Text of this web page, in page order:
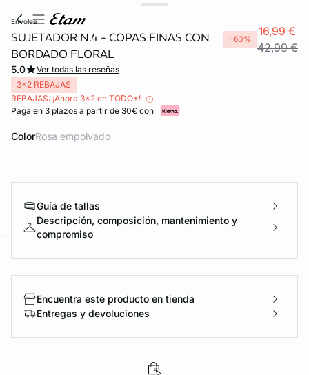
envolee
SUJETADOR N.4 - COPAS FINAS CON
BORDADO FLORAL
-60%
16,99 €
42,99 €
5.0
Ver todas las reseñas
3x2 REBAJAS
REBAJAS: ¡Ahora 3x2 en TODO*!
Paga en 3 plazos a partir de 30€ con
Color rosa empolvado
Guía de tallas
Descripción, composición, mantenimiento y
compromiso
Encuentra este producto en tienda
Entregas y devoluciones